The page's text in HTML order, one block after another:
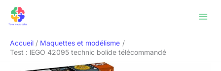
Accueil
Maquettes et modélisme
Test : lEGO 42095 technic bolide télécommandé
Rechercher